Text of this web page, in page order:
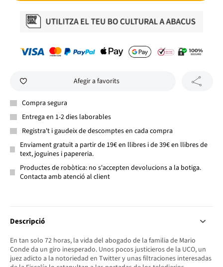
Afegir a favorits
Compra segura
Entrega en 1-2 dies laborables
Registra't i gaudeix de descomptes en cada compra
Enviament gratuït a partir de 19€ en llibres i de 39€ en llibres de
text, joguines i papereria.
Productes de robòtica: no s'accepten devolucions a la botiga.
Contacta amb atenció al client
Descripció
En tan solo 72 horas, la vida del abogado de la familia de Mario
Conde da un giro inesperado. Unos pocos justicieros de la UCO, un
juez adicto a la notoriedad en Twitter y unas filtraciones interesadas